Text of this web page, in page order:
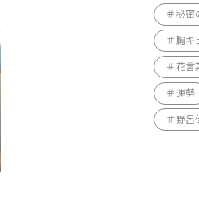
秘密
胸キ
花言
運勢
野呂